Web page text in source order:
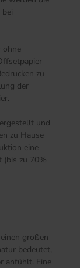
ohne
zu
der
und
zu Hause
eine
(bis zu 70%
großen
bedeutet,
anfühlt. Eine